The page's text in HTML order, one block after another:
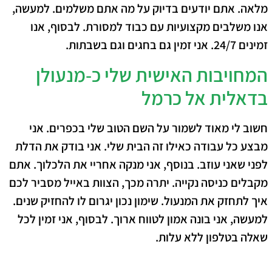
מלאה. אתם יודעים בדיוק על מה אתם משלמים. למעשה,
אנו משלבים מקצועיות עם כבוד למסורת. לבסוף, אנו
זמינים 24/7. אני זמין גם בחגים וגם בשבתות.
המחויבות האישית שלי כ-מנעולן
בדאלית אל כרמל
חשוב לי מאוד לשמור על השם הטוב שלי בכפרים. אני
מבצע כל עבודה כאילו זה הבית שלי. אני בודק את הדלת
לפני שאני עוזב. בנוסף, אני מנקה אחריי את הלכלוך. אתם
מקבלים כניסה נקייה. יתרה מכך, הצוות באייל מסביר לכם
איך לתחזק את המנעול. שימון נכון יגרום לו להחזיק שנים.
למעשה, אני בונה אמון לטווח ארוך. לבסוף, אני זמין לכל
שאלה בטלפון ללא עלות.